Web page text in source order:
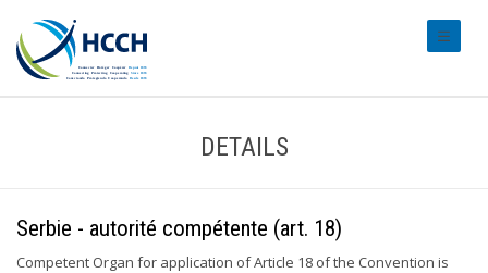
DETAILS
Serbie - autorité compétente (art. 18)
Competent Organ for application of Article 18 of the Convention is